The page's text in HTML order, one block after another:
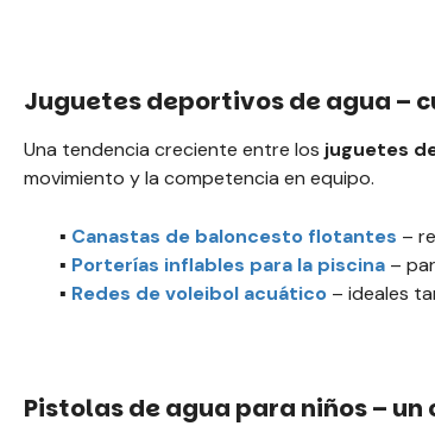
Juguetes deportivos de agua –
Una tendencia creciente entre los juguetes
movimiento y la competencia en equipo.
▪️ Canastas de baloncesto flotantes –
▪️ Porterías inflables para la piscina –
▪️ Redes de voleibol acuático – ideales
Pistolas de agua para niños –